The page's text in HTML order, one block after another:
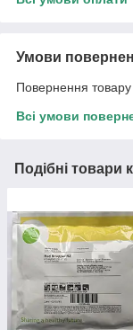
Умови
Повернення
Всі умови
Подібні товари